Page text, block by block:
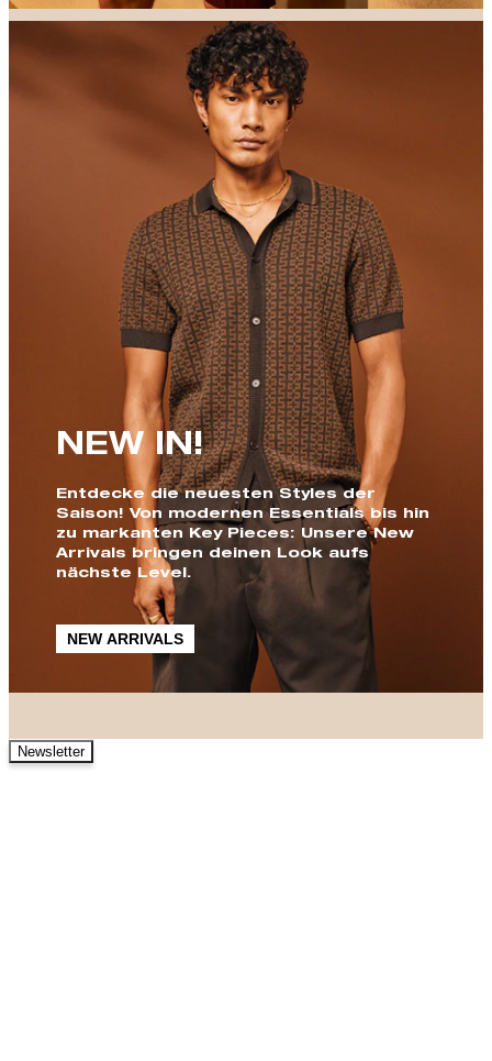
NEW IN!
Entdecke die neuesten Styles der
Saison! Von modernen Essentials bis hin
zu markanten Key Pieces: Unsere New
Arrivals bringen deinen Look aufs
nächste Level.
NEW ARRIVALS
Newsletter